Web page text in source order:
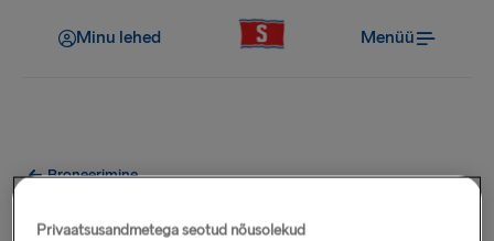
Minu lehed Menüü
Broneerimine
Kas saan oma auto
Privaatsusandmetega seotud nõusolekud